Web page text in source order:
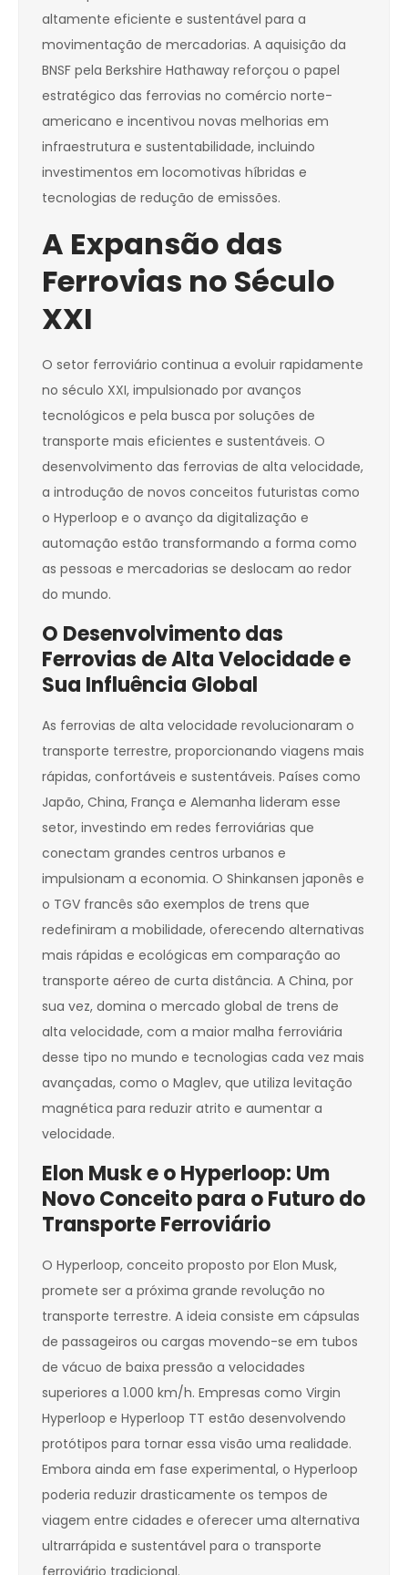
altamente eficiente e sustentável para a
movimentação de mercadorias. A aquisição da
BNSF pela Berkshire Hathaway reforçou o papel
estratégico das ferrovias no comércio norte-
americano e incentivou novas melhorias em
infraestrutura e sustentabilidade, incluindo
investimentos em locomotivas híbridas e
tecnologias de redução de emissões.
A Expansão das
Ferrovias no Século
XXI
O setor ferroviário continua a evoluir rapidamente
no século XXI, impulsionado por avanços
tecnológicos e pela busca por soluções de
transporte mais eficientes e sustentáveis. O
desenvolvimento das ferrovias de alta velocidade,
a introdução de novos conceitos futuristas como
o Hyperloop e o avanço da digitalização e
automação estão transformando a forma como
as pessoas e mercadorias se deslocam ao redor
do mundo.
O Desenvolvimento das
Ferrovias de Alta Velocidade e
Sua Influência Global
As ferrovias de alta velocidade revolucionaram o
transporte terrestre, proporcionando viagens mais
rápidas, confortáveis e sustentáveis. Países como
Japão, China, França e Alemanha lideram esse
setor, investindo em redes ferroviárias que
conectam grandes centros urbanos e
impulsionam a economia. O Shinkansen japonês e
o TGV francês são exemplos de trens que
redefiniram a mobilidade, oferecendo alternativas
mais rápidas e ecológicas em comparação ao
transporte aéreo de curta distância. A China, por
sua vez, domina o mercado global de trens de
alta velocidade, com a maior malha ferroviária
desse tipo no mundo e tecnologias cada vez mais
avançadas, como o Maglev, que utiliza levitação
magnética para reduzir atrito e aumentar a
velocidade.
Elon Musk e o Hyperloop: Um
Novo Conceito para o Futuro do
Transporte Ferroviário
O Hyperloop, conceito proposto por Elon Musk,
promete ser a próxima grande revolução no
transporte terrestre. A ideia consiste em cápsulas
de passageiros ou cargas movendo-se em tubos
de vácuo de baixa pressão a velocidades
superiores a 1.000 km/h. Empresas como Virgin
Hyperloop e Hyperloop TT estão desenvolvendo
protótipos para tornar essa visão uma realidade.
Embora ainda em fase experimental, o Hyperloop
poderia reduzir drasticamente os tempos de
viagem entre cidades e oferecer uma alternativa
ultrarrápida e sustentável para o transporte